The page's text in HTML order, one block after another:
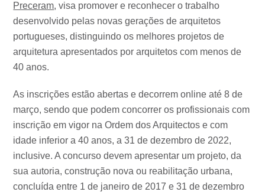
Preceram, visa promover e reconhecer o trabalho
desenvolvido pelas novas gerações de arquitetos
portugueses, distinguindo os melhores projetos de
arquitetura apresentados por arquitetos com menos de
40 anos.
As inscrições estão abertas e decorrem online até 8 de
março, sendo que podem concorrer os profissionais com
inscrição em vigor na Ordem dos Arquitectos e com
idade inferior a 40 anos, a 31 de dezembro de 2022,
inclusive. A concurso devem apresentar um projeto, da
sua autoria, construção nova ou reabilitação urbana,
concluída entre 1 de janeiro de 2017 e 31 de dezembro